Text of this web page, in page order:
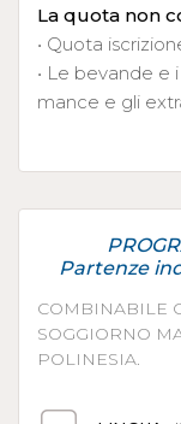
La quota non
• Quota
• Le bevande e
mance e gli
Partenze
COMBINABILE
SOGGIORNO
POLINESIA.